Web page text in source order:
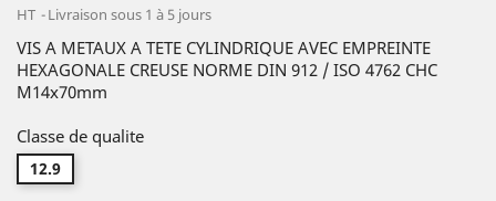
HT Livraison sous 1 à 5 jours
VIS A METAUX A TETE CYLINDRIQUE AVEC EMPREINTE
HEXAGONALE CREUSE NORME DIN 912 / ISO 4762 CHC
M14x70mm
Classe de qualite
12.9